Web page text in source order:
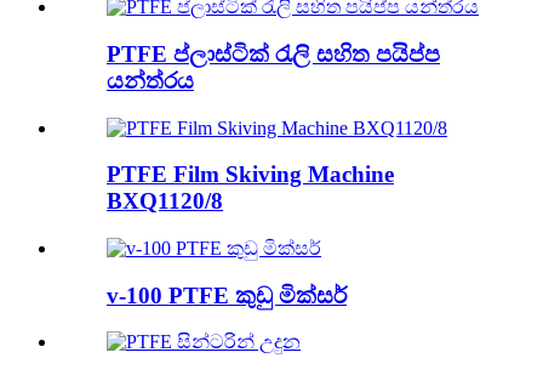
PTFE ප්ලාස්ටික් රැලි සහිත පයිප්ප
යන්ත්රය
PTFE Film Skiving Machine
BXQ1120/8
v-100 PTFE කුඩු මික්සර්